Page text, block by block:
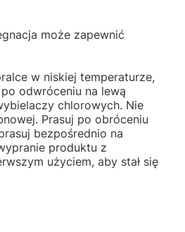
może zapewnić
w niskiej temperaturze,
odwróceniu na lewą
chlorowych. Nie
Prasuj po obróceniu
bezpośrednio na
produktu z
użyciem, aby stał się